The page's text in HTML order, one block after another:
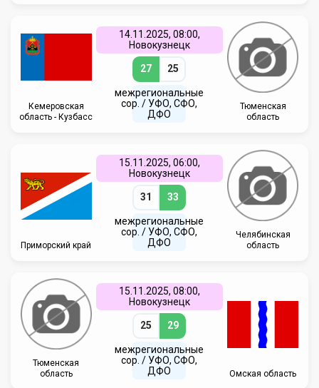
Кемеровская
область - Кузбасс
14.11.2025, 08:00,
Новокузнецк
27 25
межрегиональные
сор. / УФО, СФО,
ДФО
Тюменская
область
Приморский край
15.11.2025, 06:00,
Новокузнецк
31 33
межрегиональные
сор. / УФО, СФО,
ДФО
Челябинская
область
Тюменская
область
15.11.2025, 08:00,
Новокузнецк
25 29
межрегиональные
сор. / УФО, СФО,
ДФО
Омская область